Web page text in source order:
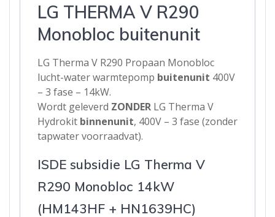
LG THERMA V R290
Monobloc buitenunit
LG Therma V R290 Propaan Monobloc
lucht-water warmtepomp buitenunit 400V
– 3 fase – 14kW.
Wordt geleverd ZONDER LG Therma V
Hydrokit binnenunit, 400V – 3 fase (zonder
tapwater voorraadvat).
ISDE subsidie LG Therma V
R290 Monobloc 14kW
(HM143HF + HN1639HC)